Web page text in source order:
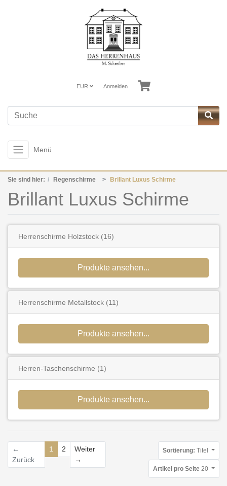
EUR Anmelden
Menü
Sie sind hier: Regenschirme Brillant Luxus Schirme
Brillant Luxus Schirme
Herrenschirme Holzstock (16)
Produkte ansehen...
Herrenschirme Metallstock (11)
Produkte ansehen...
Herren-Taschenschirme (1)
Produkte ansehen...
←
Zurück
1 2
Weiter
→
Sortierung: Titel
Artikel pro Seite 20